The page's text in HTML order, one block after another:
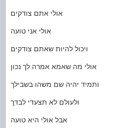
אולי אתם צודקים
אולי אני טועה
ויכול להיות שאתם צודקים
אולי מה שאמא אמרה לך נכון
ותמיד יהיה שם משהו בשבילך
ולעולם לא תצעדי לבדך
אבל אולי היא טועה